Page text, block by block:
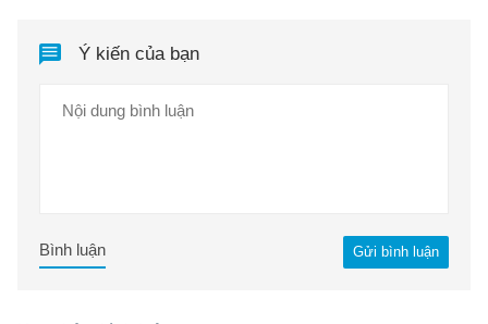
Ý kiến của bạn
Gửi bình luận
Bình luận